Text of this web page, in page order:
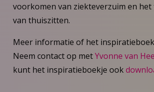
voorkomen van ziekteverzuim en
van thuiszitten.
Meer informatie of het
Neem contact op metYvonne van
kunt het inspiratieboekje ook